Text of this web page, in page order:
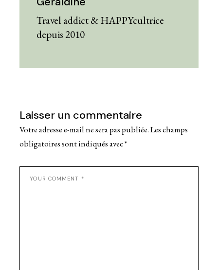
Travel addict & HAPPYcultrice
depuis 2010
Laisser un commentaire
Votre adresse e-mail ne sera pas publiée.Les champs
obligatoires sont indiqués avec*